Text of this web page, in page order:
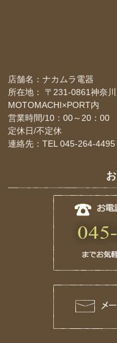
店舗名：ナカムラ電器
所在地： 〒231-0861神奈
MOTOMACHI×PORT内
営業時間/10：00～20：00
定休日/不定休
連絡先：TEL 045-264-